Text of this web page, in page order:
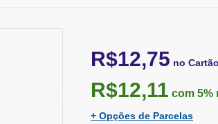
R$12,75 no
R$12,11 com 5%
+ Opções de Parcelas